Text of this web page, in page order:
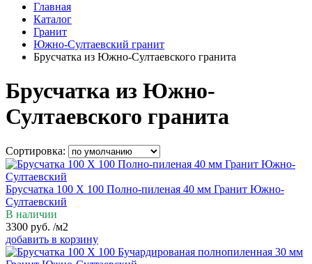
Главная
Каталог
Гранит
Южно-Султаевский гранит
Брусчатка из Южно-Султаевского гранита
Брусчатка из Южно-
Султаевского гранита
Сортировка:
Брусчатка 100 Х 100 Полно-пиленая 40 мм Гранит Южно-
Султаевский
В наличии
3300 руб. /м2
добавить в корзину